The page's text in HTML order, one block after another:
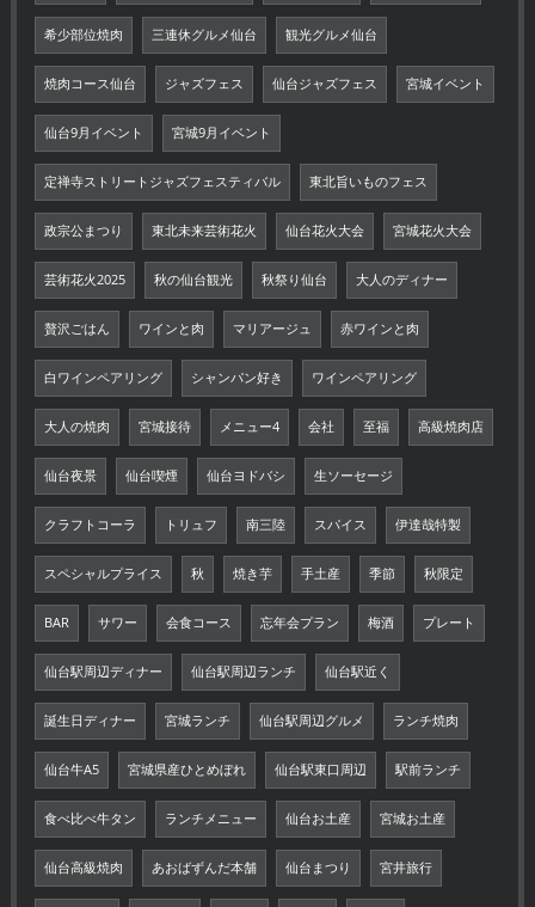
希少部位焼肉 三連休グルメ仙台 観光グルメ仙台
焼肉コース仙台 ジャズフェス 仙台ジャズフェス 宮城イベント
仙台9月イベント 宮城9月イベント
定禅寺ストリートジャズフェスティバル 東北旨いものフェス
政宗公まつり 東北未来芸術花火 仙台花火大会 宮城花火大会
芸術花火2025 秋の仙台観光 秋祭り仙台 大人のディナー
贅沢ごはん ワインと肉 マリアージュ 赤ワインと肉
白ワインペアリング シャンパン好き ワインペアリング
大人の焼肉 宮城接待 メニュー4 会社 至福 高級焼肉店
仙台夜景 仙台喫煙 仙台ヨドバシ 生ソーセージ
クラフトコーラ トリュフ 南三陸 スパイス 伊達哉特製
スペシャルプライス 秋 焼き芋 手土産 季節 秋限定
BAR サワー 会食コース 忘年会プラン 梅酒 プレート
仙台駅周辺ディナー 仙台駅周辺ランチ 仙台駅近く
誕生日ディナー 宮城ランチ 仙台駅周辺グルメ ランチ焼肉
仙台牛A5 宮城県産ひとめぼれ 仙台駅東口周辺 駅前ランチ
食べ比べ牛タン ランチメニュー 仙台お土産 宮城お土産
仙台高級焼肉 あおばずんだ本舗 仙台まつり 宮井旅行